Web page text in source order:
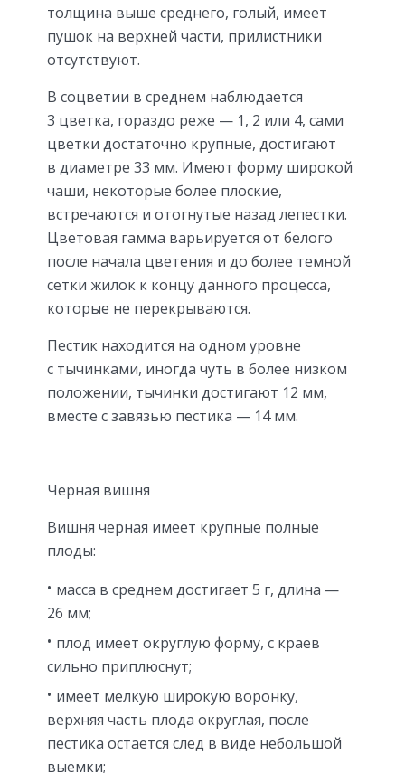
толщина выше среднего, голый, имеет
пушок на верхней части, прилистники
отсутствуют.
В соцветии в среднем наблюдается
3 цветка, гораздо реже — 1, 2 или 4, сами
цветки достаточно крупные, достигают
в диаметре 33 мм. Имеют форму широкой
чаши, некоторые более плоские,
встречаются и отогнутые назад лепестки.
Цветовая гамма варьируется от белого
после начала цветения и до более темной
сетки жилок к концу данного процесса,
которые не перекрываются.
Пестик находится на одном уровне
с тычинками, иногда чуть в более низком
положении, тычинки достигают 12 мм,
вместе с завязью пестика — 14 мм.
Черная вишня
Вишня черная имеет крупные полные
плоды:
масса в среднем достигает 5 г, длина —
26 мм;
плод имеет округлую форму, с краев
сильно приплюснут;
имеет мелкую широкую воронку,
верхняя часть плода округлая, после
пестика остается след в виде небольшой
выемки;